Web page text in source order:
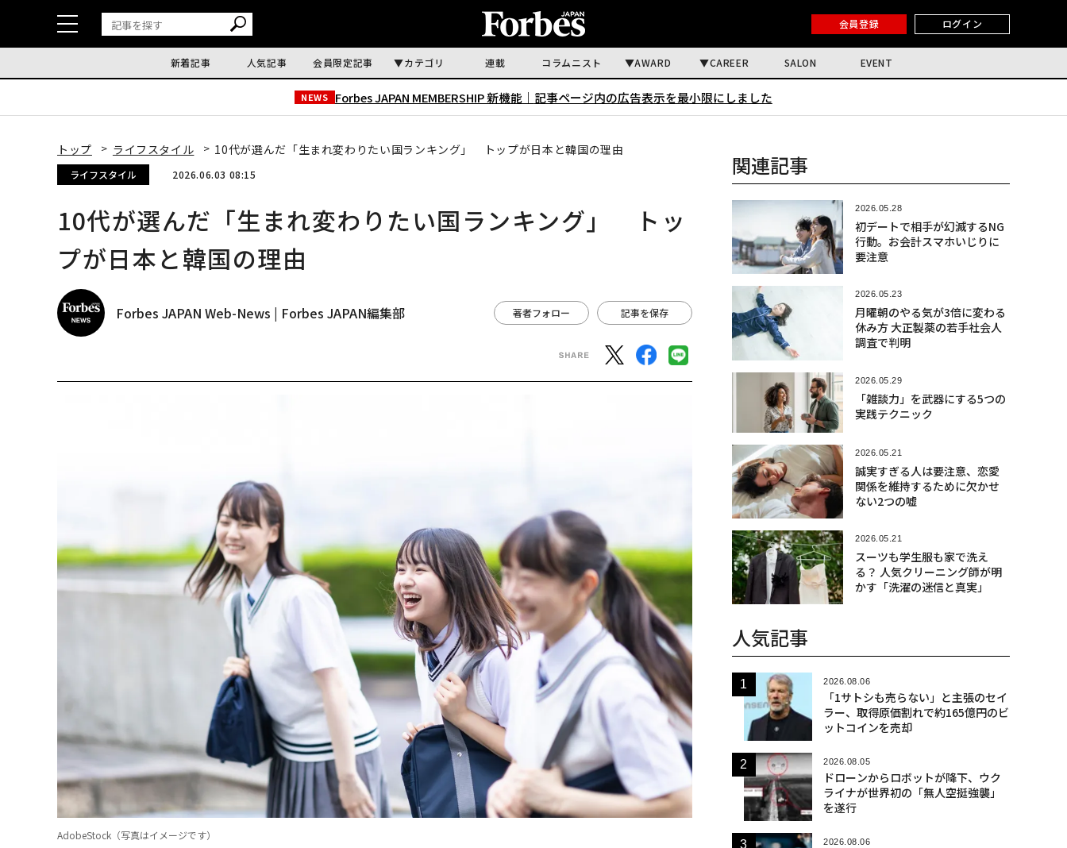
会員登録 ログイン
新着記事 人気記事 会員限定記事 カテゴリ 連載 コラムニスト AWARD CAREER SALON EVENT
NEWS Forbes JAPAN MEMBERSHIP 新機能｜ 記事ページ内の広告表示を最小限にしました
トップ ライフスタイル 10代が選んだ「生まれ変わりたい国ランキング」 トップが日本と韓国の理由
ライフスタイル 2026.06.03 08:15
10代が選んだ「生まれ変わりたい国ランキング」 トッ
プが日本と韓国の理由
Forbes JAPAN Web-News | Forbes JAPAN編集部 著者フォロー 記事を保存
AdobeStock（写真はイメージです）
関連記事
2026.05.28
初デートで相手が幻滅するNG
行動。お会計スマホいじりに
要注意
2026.05.23
月曜朝のやる気が3倍に変わる
休み方 大正製薬の若手社会人
調査で判明
2026.05.29
「雑談力」を武器にする5つの
実践テクニック
2026.05.21
誠実すぎる人は要注意、恋愛
関係を維持するために欠かせ
ない2つの嘘
2026.05.21
スーツも学生服も家で洗え
る？ 人気クリーニング師が明
かす「洗濯の迷信と真実」
人気記事
2026.08.06
「1サトシも売らない」と主張のセイ
ラー、取得原価割れで約165億円のビ
ットコインを売却
2026.08.05
ドローンからロボットが降下、ウク
ライナが世界初の「無人空挺強襲」
を遂行
2026.08.06